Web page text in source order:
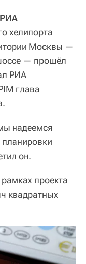
хелипорта
Москвы —
— прошёл
РИА
глава
надеемся
планировки
он.
проекта
квадратных